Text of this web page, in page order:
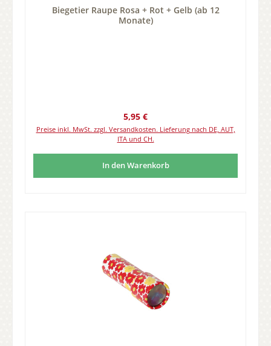
Biegetier Raupe Rosa + Rot + Gelb (ab 12
Monate)
Regulärer Preis:
5,95 €
Preise inkl. MwSt. zzgl. Versandkosten. Lieferung nach DE, AUT,
ITA und CH.
In den Warenkorb